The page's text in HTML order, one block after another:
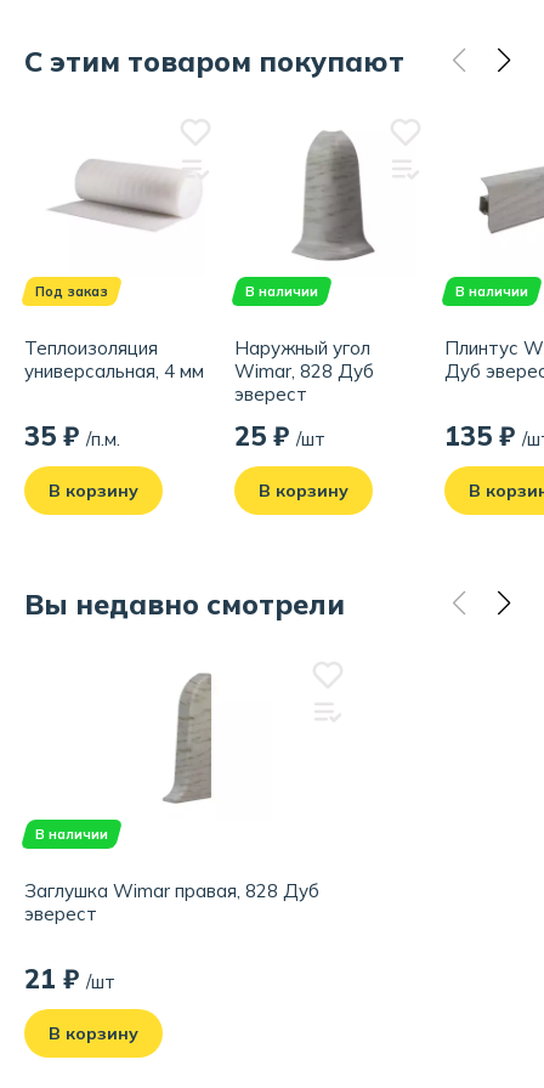
С этим товаром покупают
Под заказ
Теплоизоляция
универсальная, 4 мм
35 ₽ /п.м.
В корзину
В наличии
Наружный угол
Wimar, 828 Дуб
эверест
25 ₽ /шт
В корзину
В наличии
Плинтус
Дуб
135 ₽ /
В
Вы недавно смотрели
В наличии
Заглушка Wimar правая, 828 Дуб
эверест
21 ₽ /шт
В корзину